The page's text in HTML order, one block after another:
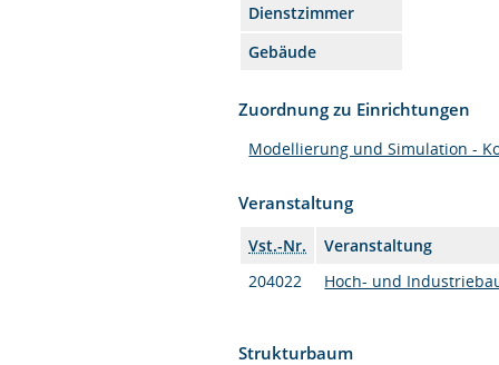
Dienstzimmer
Gebäude
Zuordnung zu Einrichtungen
Modellierung und Simulation -
Veranstaltung
Vst.-Nr.
Veranstaltung
204022
Hoch- und
Strukturbaum